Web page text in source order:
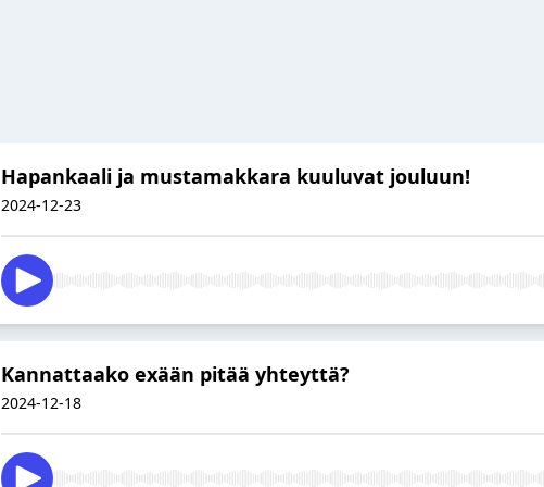
Hapankaali ja mustamakkara kuuluvat jouluun!
2024-12-23
Kannattaako exään pitää yhteyttä?
2024-12-18